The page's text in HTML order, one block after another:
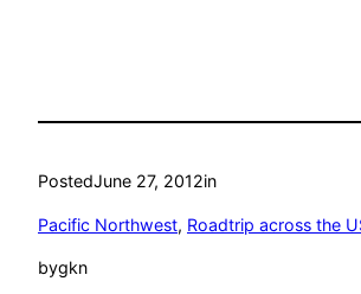
PostedJune 27, 2012in
Pacific Northwest, Roadtrip across the
bygkn